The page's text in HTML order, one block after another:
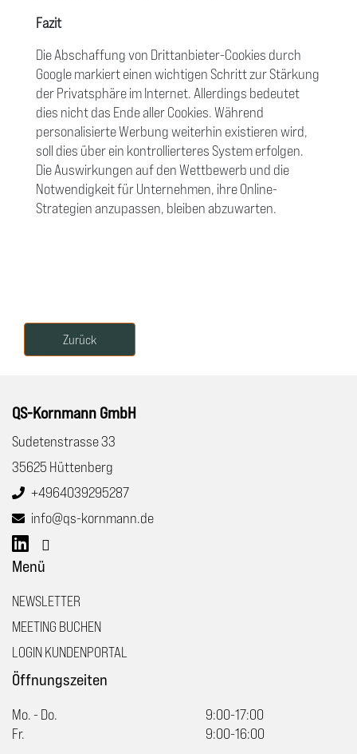
Fazit
Die Abschaffung von Drittanbieter-Cookies durch
Google markiert einen wichtigen Schritt zur Stärkung
der Privatsphäre im Internet. Allerdings bedeutet
dies nicht das Ende aller Cookies. Während
personalisierte Werbung weiterhin existieren wird,
soll dies über ein kontrollierteres System erfolgen.
Die Auswirkungen auf den Wettbewerb und die
Notwendigkeit für Unternehmen, ihre Online-
Strategien anzupassen, bleiben abzuwarten.
Zurück
QS-Kornmann GmbH
Sudetenstrasse 33
35625 Hüttenberg
+4964039295287
info@qs-kornmann.de
Menü
NEWSLETTER
MEETING BUCHEN
LOGIN KUNDENPORTAL
Öffnungszeiten
Mo. - Do.
9:00-17:00
Fr.
9:00-16:00